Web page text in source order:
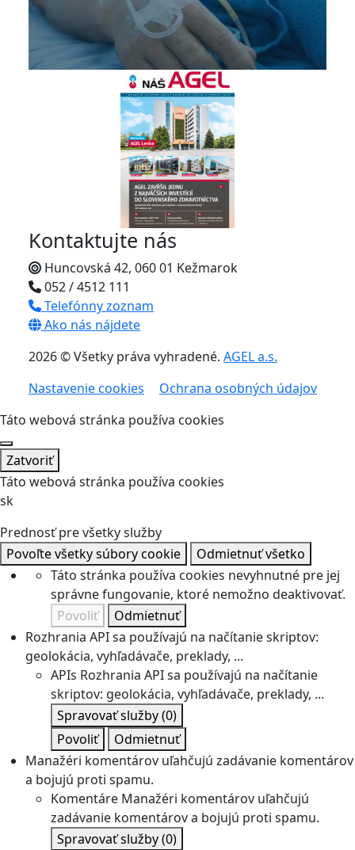
Kontaktujte nás
Huncovská 42, 060 01 Kežmarok
052 / 4512 111
Telefónny zoznam
Ako nás nájdete
2026 © Všetky práva vyhradené. AGEL a.s.
Nastavenie cookies
Ochrana osobných údajov
Táto webová stránka používa cookies
Zatvoriť
Táto webová stránka používa cookies
sk
Prednosť pre všetky služby
Povoľte všetky súbory cookie
Odmietnuť všetko
Táto stránka používa cookies nevyhnutné pre jej
správne fungovanie, ktoré nemožno deaktivovať.
Povoliť
Odmietnuť
Rozhrania API sa používajú na načítanie skriptov:
geolokácia, vyhľadávače, preklady, ...
APIs Rozhrania API sa používajú na načítanie
skriptov: geolokácia, vyhľadávače, preklady, ...
Spravovať služby(0)
Povoliť
Odmietnuť
Manažéri komentárov uľahčujú zadávanie komentárov
a bojujú proti spamu.
Komentáre Manažéri komentárov uľahčujú
zadávanie komentárov a bojujú proti spamu.
Spravovať služby(0)